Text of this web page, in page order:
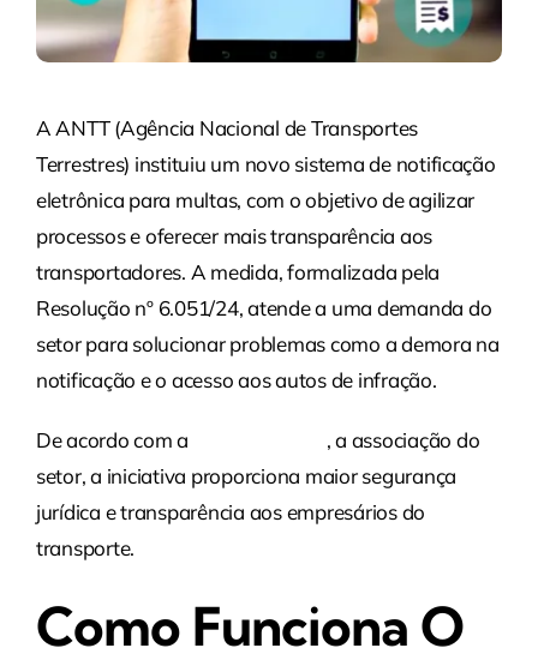
A ANTT (Agência Nacional de Transportes
Terrestres) instituiu um novo sistema de notificação
eletrônica para multas, com o objetivo de agilizar
processos e oferecer mais transparência aos
transportadores. A medida, formalizada pela
Resolução nº 6.051/24, atende a uma demanda do
setor para solucionar problemas como a demora na
notificação e o acesso aos autos de infração.
De acordo com a
, a associação do
setor, a iniciativa proporciona maior segurança
jurídica e transparência aos empresários do
transporte.
Como Funciona O